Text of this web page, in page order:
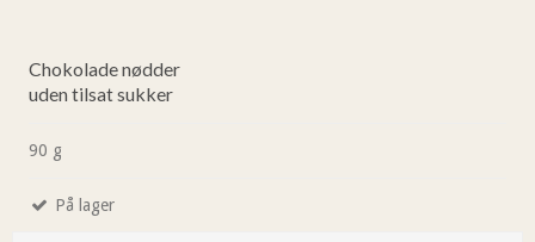
Chokolade nødder
uden tilsat sukker
90 g
På lager